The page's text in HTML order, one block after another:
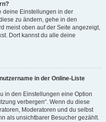
deine Einstellungen in der
zu ändern, gehe in den
meist oben auf der Seite angezeigt,
Dort kannst du alle deine
in der Online-Liste
in den Einstellungen eine Option
verbergen“. Wenn du diese
Moderatoren und du selbst
als unsichtbarer Besucher gezählt.